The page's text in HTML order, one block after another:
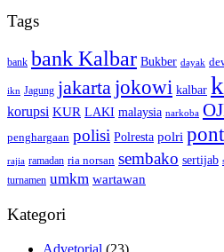
Tags
bank bank Kalbar Bukber dayak
ikn Jagung jakarta jokowi kalbar
korupsi KUR LAKI malaysia narkoba
penghargaan polisi Polresta polri
rajia ramadan ria norsan sembako sertijab
turnamen umkm wartawan
Kategori
Advetorial (23)